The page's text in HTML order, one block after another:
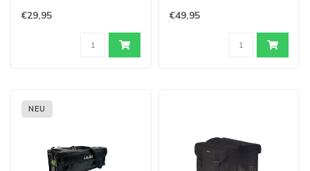
€29,95 €49,95
NEU